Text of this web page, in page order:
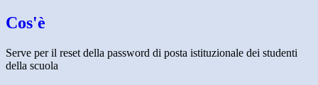
Cos'è
Serve per il reset della password di posta istituzionale dei studenti
della scuola